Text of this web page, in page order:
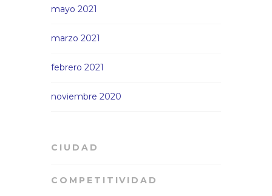
mayo 2021
marzo 2021
febrero 2021
noviembre 2020
CIUDAD
COMPETITIVIDAD